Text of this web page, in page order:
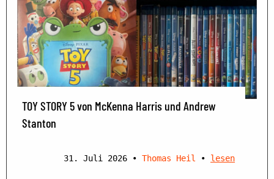
TOY STORY 5 von McKenna Harris und Andrew
Stanton
31. Juli 2026 • Thomas Heil • lesen